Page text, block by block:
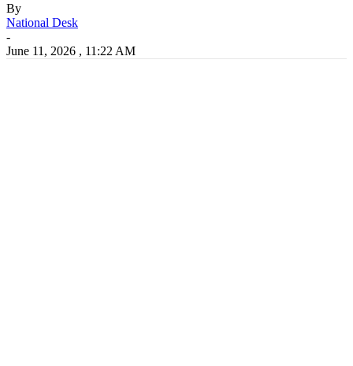
By
National Desk
-
June 11, 2026 , 11:22 AM